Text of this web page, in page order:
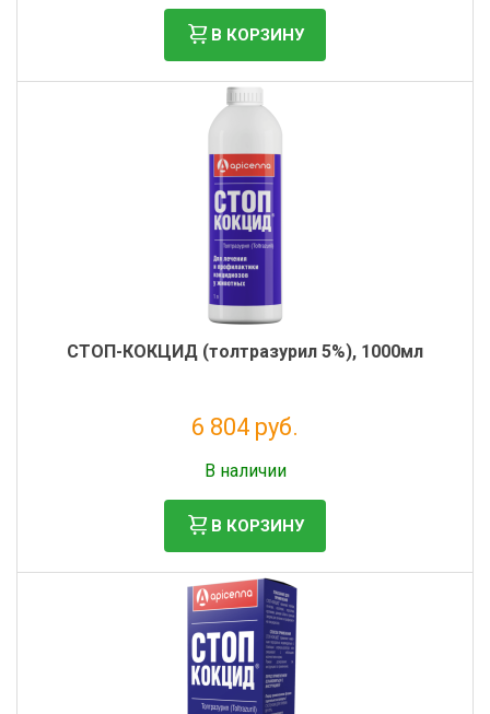
В КОРЗИНУ
СТОП-КОКЦИД (толтразурил 5%), 1000мл
6 804 руб.
В наличии
В КОРЗИНУ